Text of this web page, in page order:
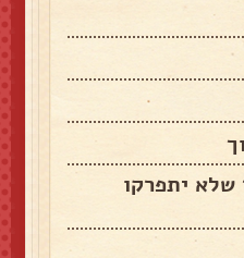
יתפרקו